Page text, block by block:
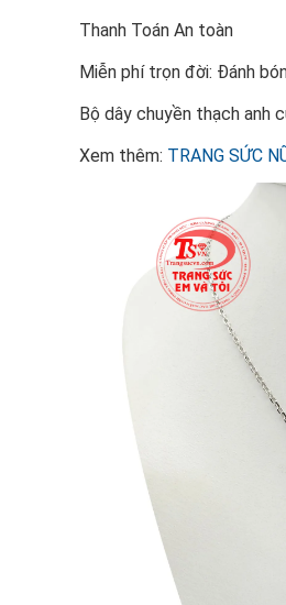
Thanh Toán An toàn
Miễn phí trọn đời: Đánh
Bộ dây chuyền thạch anh
Xem thêm: TRANG SỨC